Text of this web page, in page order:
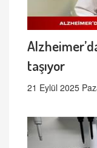
taşıyor
21 Eylül 2025